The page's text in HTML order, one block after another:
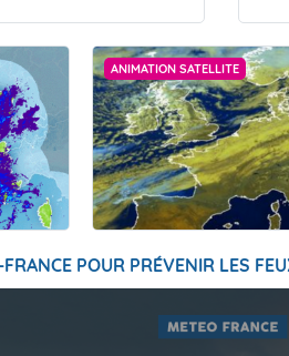
ANIMATION SATELLITE
POUR PRÉVENIR LES